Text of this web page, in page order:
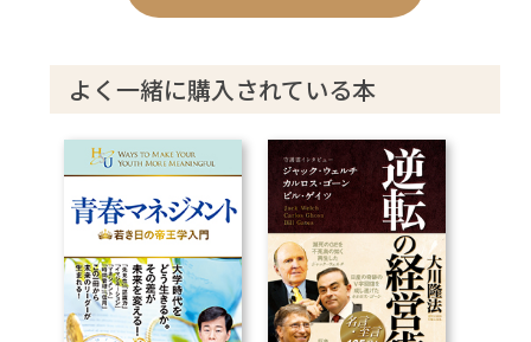
よく一緒に購入されている本